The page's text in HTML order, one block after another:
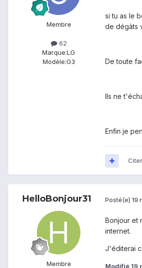
Membre
62
Marque:LG
Modèle:G3
si tu as le
de dégâts
De toute
Ils ne
Enfin je
Citer
HelloBonjour31
Membre
Posté(e) 19
Bonjour et
internet.
J'éditerai
Modifié 19